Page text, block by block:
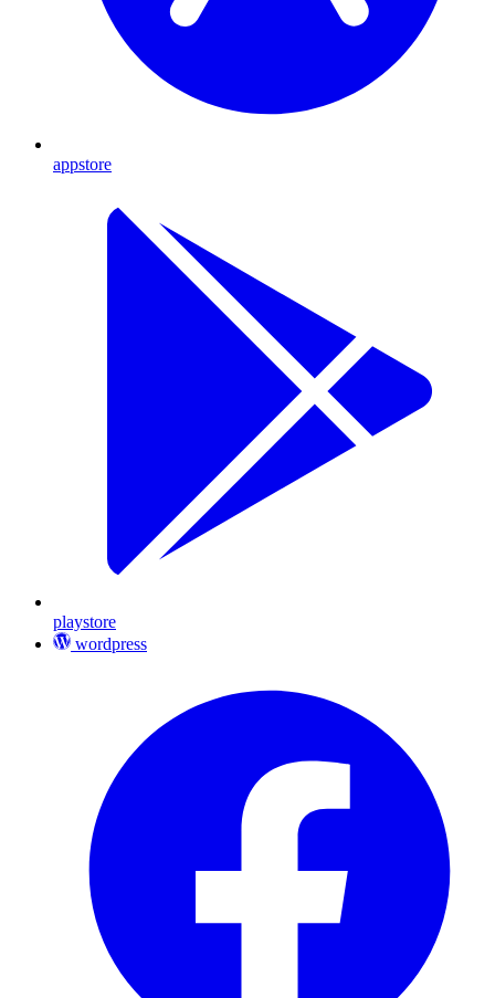
appstore
playstore
wordpress